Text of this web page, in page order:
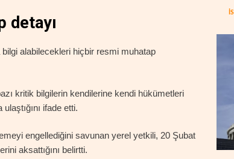
detayı
alabilecekleri hiçbir resmi muhatap
kritik bilgilerin kendilerine kendi hükümetleri
ifade etti.
engellediğini savunan yerel yetkili, 20 Şubat
aksattığını belirtti.